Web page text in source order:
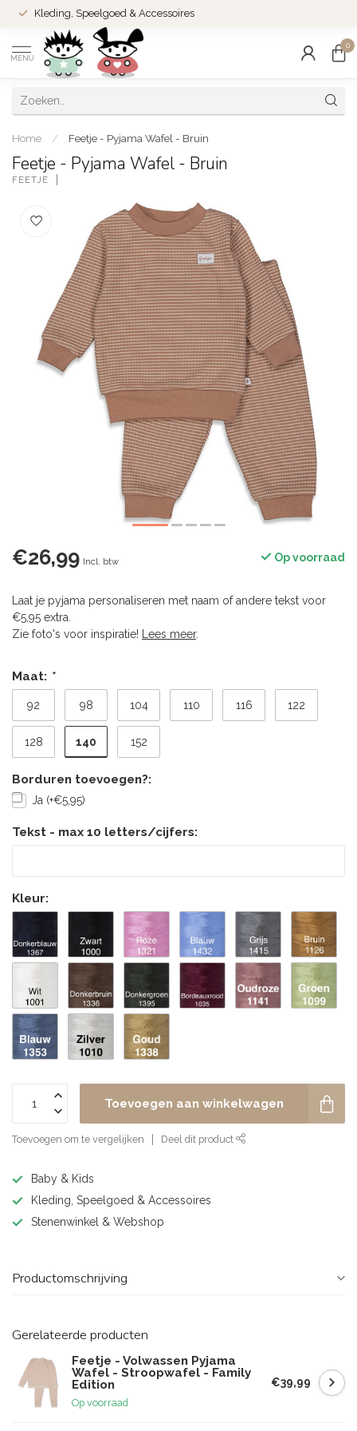
Kleding, Speelgoed & Accessoires
MENU
0
Home / Feetje - Pyjama Wafel - Bruin
Feetje - Pyjama Wafel - Bruin
FEETJE
€26,99 Incl. btw Op voorraad
Laat je pyjama personaliseren met naam of andere tekst voor
€5,95 extra.
Zie foto's voor inspiratie!
Lees meer.
Maat: *
92 98 104 110 116 122
128 140 152
Borduren toevoegen?:
Ja (+€5,95)
Tekst - max 10 letters/cijfers:
Kleur:
Toevoegen aan winkelwagen
Toevoegen om te vergelijken Deel dit product
Baby & Kids
Kleding, Speelgoed & Accessoires
Stenenwinkel & Webshop
Productomschrijving
Gerelateerde producten
Feetje - Volwassen Pyjama
Wafel - Stroopwafel - Family
Edition
Op voorraad
€39,99